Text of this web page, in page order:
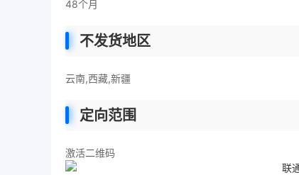
48个月
不发货地区
云南,西藏,新疆
定向范围
激活二维码